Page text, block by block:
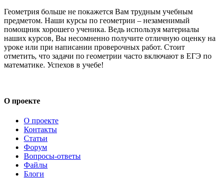
Геометрия больше не покажется Вам трудным учебным
предметом. Наши курсы по геометрии – незаменимый
помощник хорошего ученика. Ведь используя материалы
наших курсов, Вы несомненно получите отличную оценку на
уроке или при написании проверочных работ. Стоит
отметить, что задачи по геометрии часто включают в ЕГЭ по
математике. Успехов в учебе!
О проекте
О проекте
Контакты
Статьи
Форум
Вопросы-ответы
Файлы
Блоги